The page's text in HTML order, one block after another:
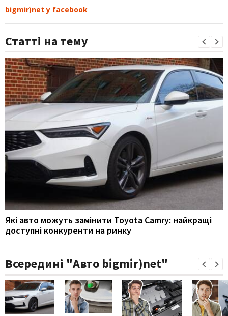
bigmir)net у facebook
Статті на тему
Які авто можуть замінити Toyota Camry: найкращі
доступні конкуренти на ринку
Всередині "Авто bigmir)net"